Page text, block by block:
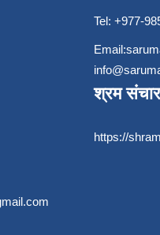
Tel: +977-
Email:
श्रम
https://